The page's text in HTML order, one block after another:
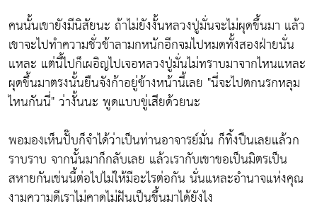
คนนั้นเขายังมีนิสัยนะ ถ้าไม่ยังงั้นหลวงปู่มั่นจะไม่ผุดขึ้นมา แล้ว
เขาจะไปทำความชั่วช้าลามกหนักอีกจมไปหมดทั้งสองฝ่ายนั่น
แหละ แต่นี้ไปก็เผอิญไปเจอหลวงปู่มั่นไม่ทราบมาจากไหนแหละ
ผุดขึ้นมาตรงนั้นยืนจังก้าอยู่ข้างหน้านี้เลย "นี่จะไปตกนรกหลุม
ไหนกันนี่" ว่างั้นนะ พูดแบบขู่เสียด้วยนะ
พอมองเห็นปั๊บก็จำได้ว่าเป็นท่านอาจารย์มั่น ก็ทิ้งปืนเลยแล้วก
ราบราบ จากนั้นมาก็กลับเลย แล้วเรากับเขาขอเป็นมิตรเป็น
สหายกันเช่นนี้ต่อไปไม่ให้มีอะไรต่อกัน นั่นแหละอำนาจแห่งคุณ
งามความดีเราไม่คาดไม่ฝันเป็นขึ้นมาได้ยังไง